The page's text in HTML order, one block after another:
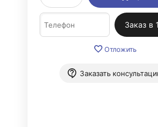
Заказ в
Отложить
Заказать